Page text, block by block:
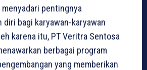
pentingnya
diri bagi karyawan-karyawan
karena itu, PT Veritra Sentosa
berbagai program
yang memberikan